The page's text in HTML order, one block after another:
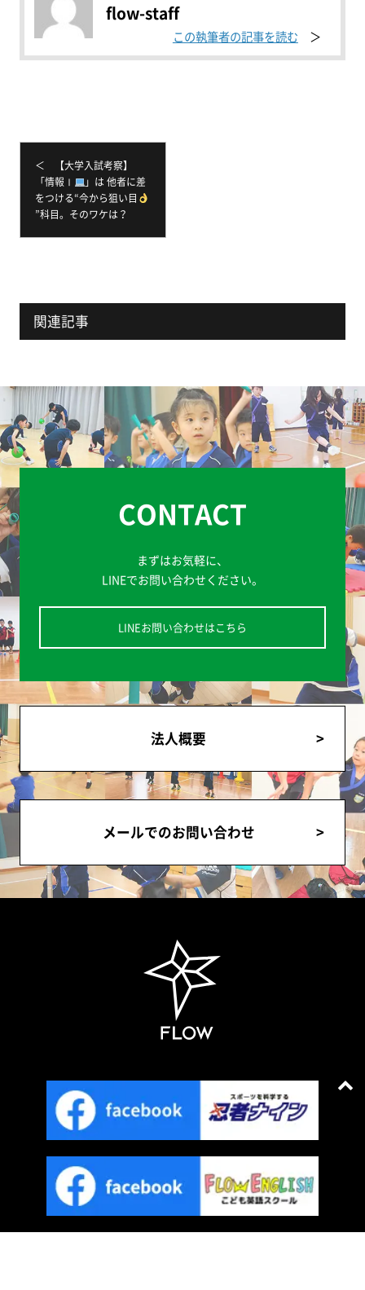
flow-staff
この執筆者の記事を読む
＜ 【大学入試考察】
「情報Ⅰ
」は 他者に差
をつける“今から狙い目
”科目。そのワケは？
関連記事
CONTACT
まずはお気軽に、
LINEでお問い合わせください。
LINEお問い合わせはこちら
法人概要
メールでのお問い合わせ